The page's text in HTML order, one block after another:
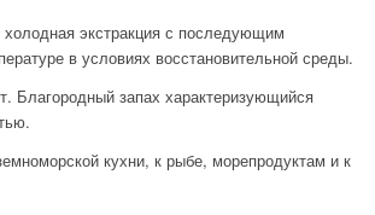
экстракция с последующим
в условиях восстановительной среды.
Благородный запах характеризующийся
кухни, к рыбе, морепродуктам и к